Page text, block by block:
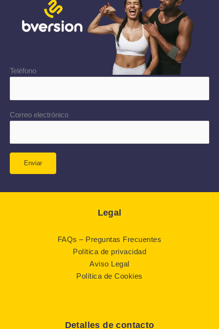
Teléfono
Correo electrónico
Legal
FAQs – Preguntas Frecuentes
Política de privacidad
Aviso Legal
Política de Cookies
Detalles de contacto